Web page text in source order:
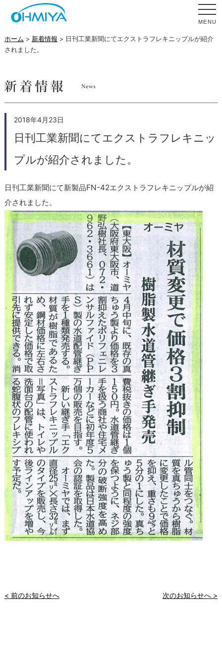
MENU
ホーム > 新着情報 > 日刊工業新聞にてエクストラフレキニップルが紹介
されました。
2018年4月23日
日刊工業新聞にてエクストラフレキニッ
プルが紹介されました。
日刊工業新聞にて新製品FN-42エクストラフレキニップルが紹
介されました。
< 前のお知らせへ 次のお知らせへ >